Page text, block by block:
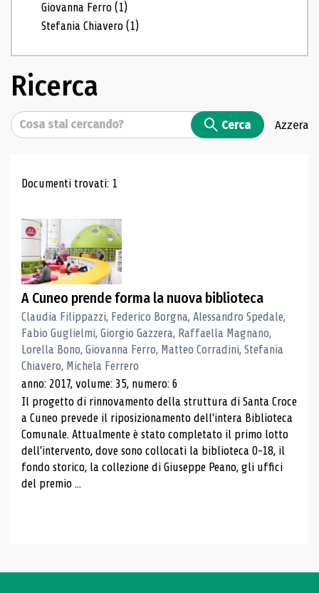
Giovanna Ferro(1)
Stefania Chiavero(1)
Ricerca
Cerca Cerca Azzera
Risultati di ricerca
Documenti trovati: 1
A Cuneo prende forma la nuova biblioteca
Claudia Filippazzi, Federico Borgna, Alessandro Spedale,
Fabio Guglielmi, Giorgio Gazzera, Raffaella Magnano,
Lorella Bono, Giovanna Ferro, Matteo Corradini, Stefania
Chiavero, Michela Ferrero
anno: 2017, volume: 35, numero: 6
Il progetto di rinnovamento della struttura di Santa Croce
a Cuneo prevede il riposizionamento dell'intera Biblioteca
Comunale. Attualmente è stato completato il primo lotto
dell'intervento, dove sono collocati la biblioteca 0-18, il
fondo storico, la collezione di Giuseppe Peano, gli uffici
del premio ...